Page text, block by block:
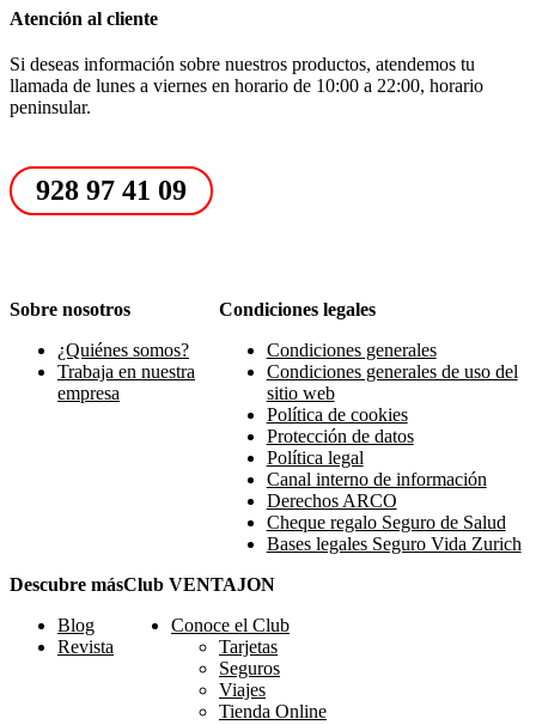
Atención al cliente
Si deseas información sobre nuestros productos, atendemos tu
llamada de lunes a viernes en horario de 10:00 a 22:00, horario
peninsular.
928 97 41 09
Sobre nosotros
¿Quiénes somos?
Trabaja en nuestra
empresa
Condiciones legales
Condiciones generales
Condiciones generales de uso del
sitio web
Política de cookies
Protección de datos
Política legal
Canal interno de información
Derechos ARCO
Cheque regalo Seguro de Salud
Bases legales Seguro Vida Zurich
Descubre más
Blog
Revista
Club VENTAJON
Conoce el Club
Tarjetas
Seguros
Viajes
Tienda Online